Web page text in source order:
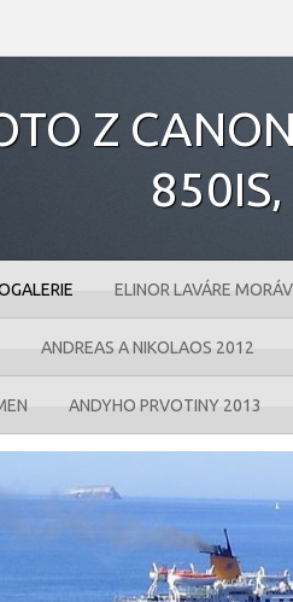
Z
ELINOR LAVÁRE
ANDREAS A NIKOLAOS 2012
ANDYHO PRVOTINY 2013